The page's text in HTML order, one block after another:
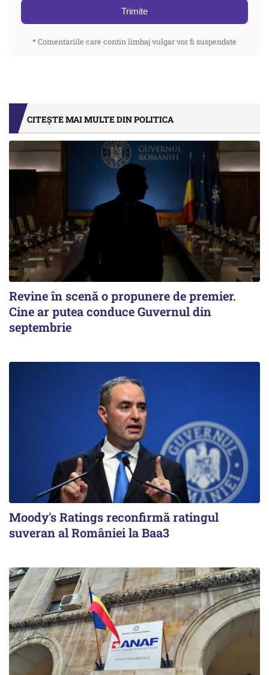
Trimite
* Comentariile care contin limbaj vulgar vor fi suspendate
CITEȘTE MAI MULTE DIN POLITICA
Revine în scenă o propunere de premier.
Cine ar putea conduce Guvernul din
septembrie
Moody's Ratings reconfirmă ratingul
suveran al României la Baa3